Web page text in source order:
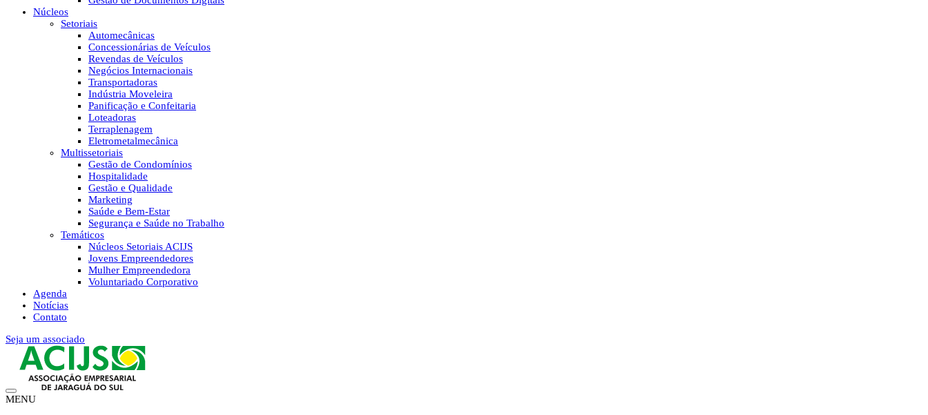
Núcleos
Setoriais
Automecânicas
Concessionárias de Veículos
Revendas de Veículos
Negócios Internacionais
Transportadoras
Indústria Moveleira
Panificação e Confeitaria
Loteadoras
Terraplenagem
Eletrometalmecânica
Multissetoriais
Gestão de Condomínios
Hospitalidade
Gestão e Qualidade
Marketing
Saúde e Bem-Estar
Segurança e Saúde no Trabalho
Temáticos
Núcleos Setoriais ACIJS
Jovens Empreendedores
Mulher Empreendedora
Voluntariado Corporativo
Agenda
Notícias
Contato
Seja um associado
MENU